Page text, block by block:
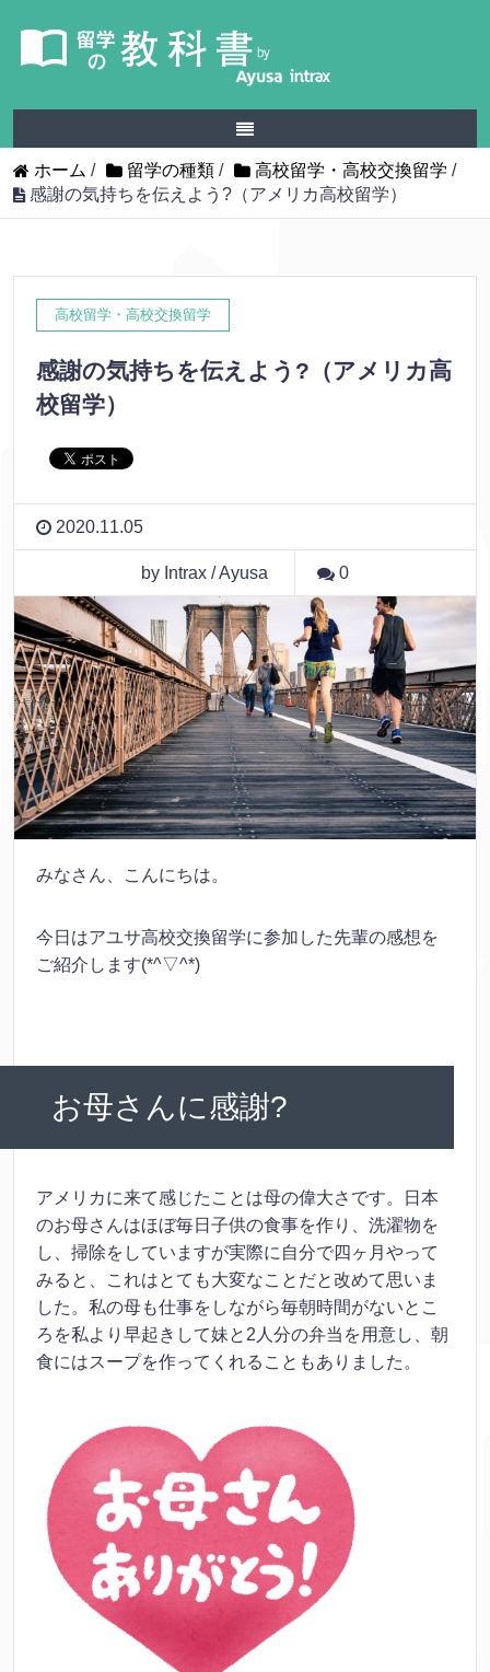
ホーム / 留学の種類 / 高校留学・高校交換留学 /
感謝の気持ちを伝えよう?（アメリカ高校留学）
高校留学・高校交換留学
感謝の気持ちを伝えよう?（アメリカ高
校留学）
2020.11.05
by Intrax / Ayusa 0
みなさん、こんにちは。
今日はアユサ高校交換留学に参加した先輩の感想を
ご紹介します(*^▽^*)
お母さんに感謝?
アメリカに来て感じたことは母の偉大さです。日本
のお母さんはほぼ毎日子供の食事を作り、洗濯物を
し、掃除をしていますが実際に自分で四ヶ月やって
みると、これはとても大変なことだと改めて思いま
した。私の母も仕事をしながら毎朝時間がないとこ
ろを私より早起きして妹と2人分の弁当を用意し、朝
食にはスープを作ってくれることもありました。